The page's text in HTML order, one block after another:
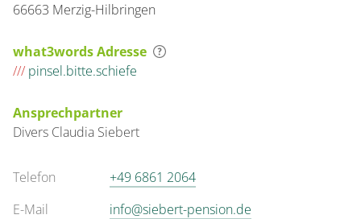
66663 Merzig-Hilbringen
what3words Adresse
/// pinsel.bitte.schiefe
Ansprechpartner
Divers Claudia Siebert
Telefon
+49 6861 2064
E-Mail
info@siebert-pension.de